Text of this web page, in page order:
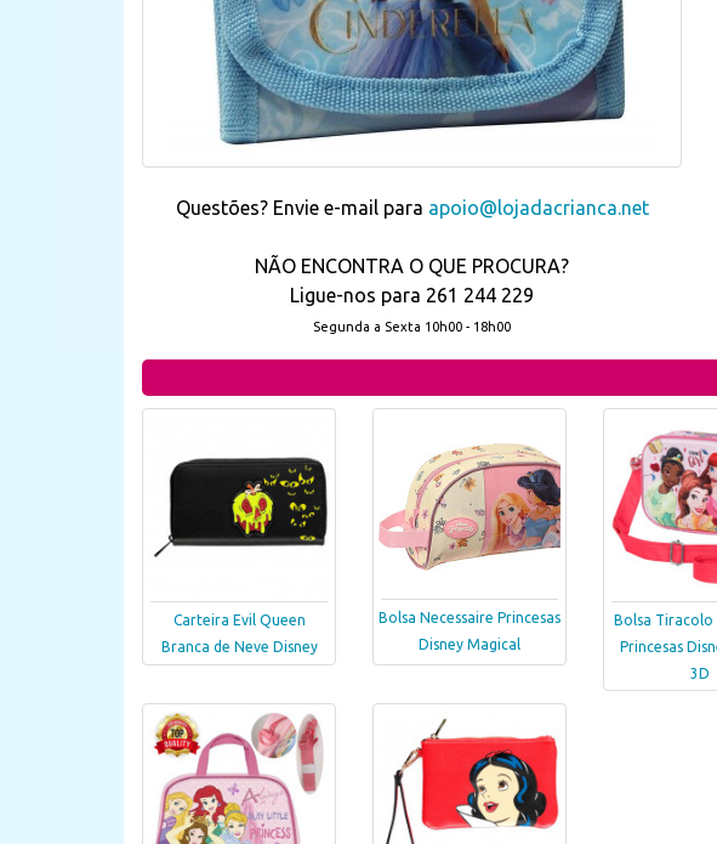
Questões? Envie e-mail para apoio@lojadacrianca.net
NÃO ENCONTRA O QUE PROCURA?
Ligue-nos para 261 244 229
Segunda a Sexta 10h00 - 18h00
Carteira Evil Queen
Branca de Neve Disney
Bolsa Necessaire Princesas
Disney Magical
Bolsa Tiracolo
Princesas
3D